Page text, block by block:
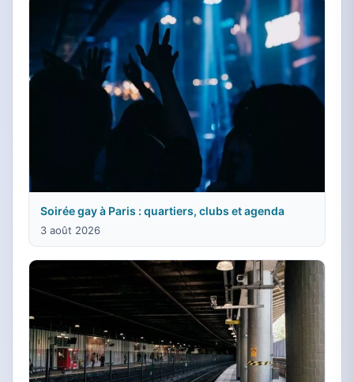
Soirée gay à Paris : quartiers, clubs et agenda
3 août 2026